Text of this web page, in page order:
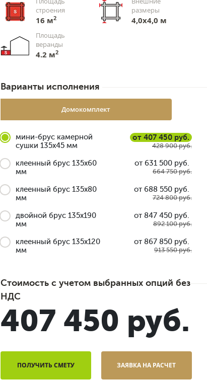
строения
16 м2
размеры
4,0х4,0 м
Площадь
веранды
4.2 м2
Варианты исполнения
Домокомплект
мини-брус камерной
сушки 135x45 мм
от 407 450 руб.
428 900 руб.
клеенный брус 135x60
мм
от 631 500 руб.
664 750 руб.
клеенный брус 135x80
мм
от 688 550 руб.
724 800 руб.
двойной брус 135x190
мм
от 847 450 руб.
892 100 руб.
клеенный брус 135x120
мм
от 867 850 руб.
913 550 руб.
Стоимость с учетом выбранных опций без
НДС
407 450 руб.
ПОЛУЧИТЬ СМЕТУ ЗАЯВКА НА РАСЧЕТ